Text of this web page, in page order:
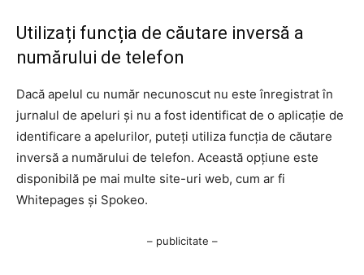
Utilizați funcția de căutare inversă a
numărului de telefon
Dacă apelul cu număr necunoscut nu este înregistrat în
jurnalul de apeluri și nu a fost identificat de o aplicație de
identificare a apelurilor, puteți utiliza funcția de căutare
inversă a numărului de telefon. Această opțiune este
disponibilă pe mai multe site-uri web, cum ar fi
Whitepages și Spokeo.
– publicitate –